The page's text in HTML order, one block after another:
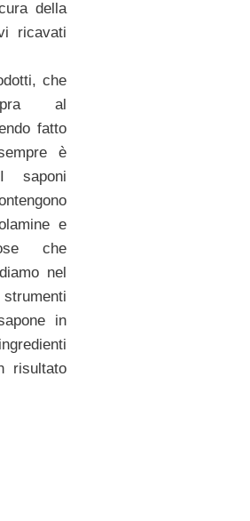
della
ricavati
che
al
fatto
è
saponi
e
che
nel
in
risultato